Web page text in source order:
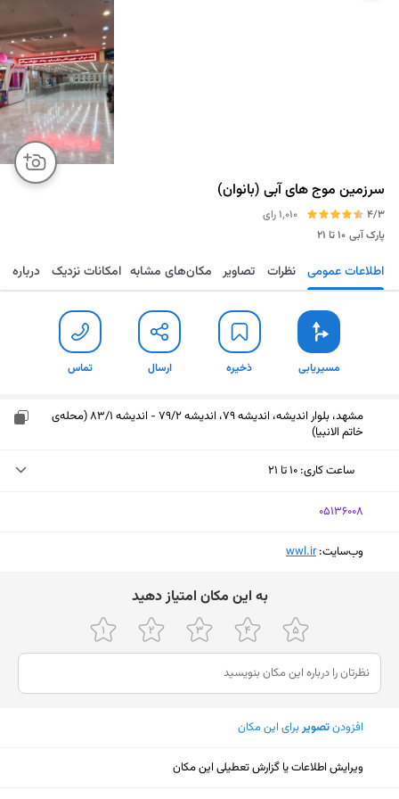
سرزمین موج های آبی (بانوان)
4/3
1٬010 رای
پارک آبی ۱۰ تا ۲۱
مسیریابی ذخیره ارسال تماس اطلاعات عمومی نظرات تصاویر مکان‌های مشابه امکانات نزدیک درباره
مسیریابی ذخیره ارسال تماس
مشهد، بلوار اندیشه، اندیشه 79، اندیشه 79/2 - اندیشه 83/1 (محله‌ی
خاتم الانبیا)
ساعت کاری: ۱۰ تا ۲۱
شنبه (امروز)
چهارشنبه
۱۰ تا ۲۱
پنجشنبه
۱۰ تا ۲۱
جمعه
‎05136008
وب‌سایت:‎wwl.ir
ﺑﻪ اﯾﻦ ﻣﮑﺎن اﻣﺘﯿﺎز دﻫﯿﺪ
افزودنتصویربرای این مکان
ویرایش اطلاعات یا گزارش تعطیلی این مکان